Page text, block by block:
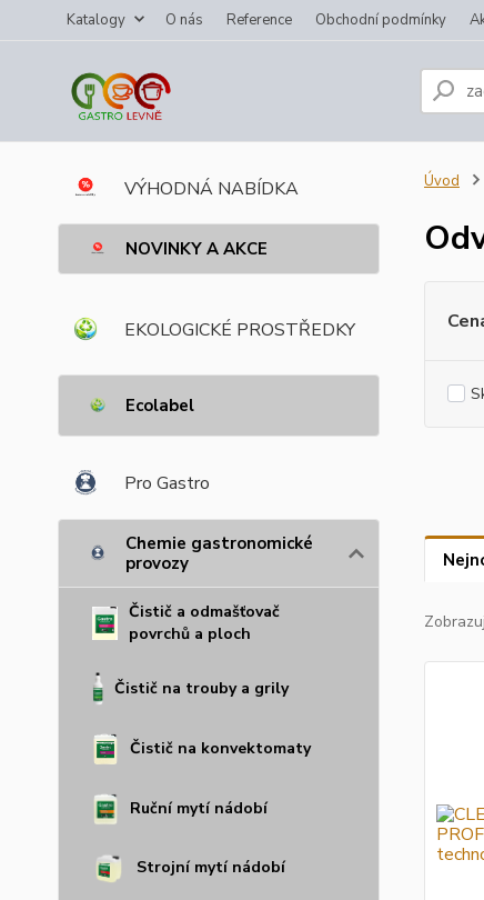
Katalogy O nás Reference Obchodní podmínky
VÝHODNÁ NABÍDKA
NOVINKY A AKCE
EKOLOGICKÉ PROSTŘEDKY
Ecolabel
Pro Gastro
Chemie gastronomické
provozy
Čistič a odmašťovač
povrchů a ploch
Čistič na trouby a grily
Čistič na konvektomaty
Ruční mytí nádobí
Strojní mytí nádobí
Úvod